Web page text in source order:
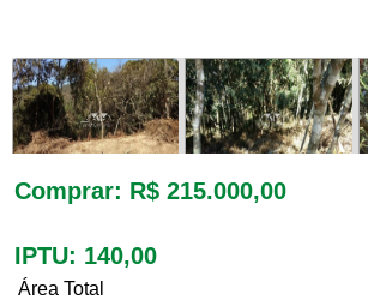
Comprar: R$ 215.000,00
IPTU: 140,00
Área Total